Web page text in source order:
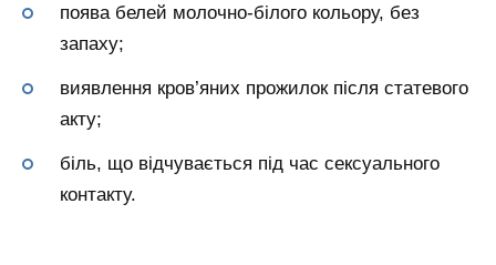
поява белей молочно-білого кольору, без
запаху;
виявлення кров’яних прожилок після статевого
акту;
біль, що відчувається під час сексуального
контакту.